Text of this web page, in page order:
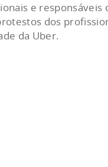
e responsáveis
dos
da Uber.